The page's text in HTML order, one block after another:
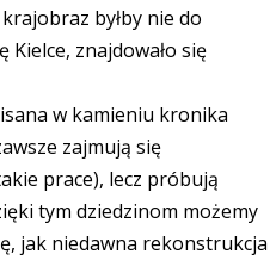
byłby nie do
znajdowało się
w kamieniu kronika
zajmują się
prace), lecz próbują
tym dziedzinom możemy
jak niedawna rekonstrukcja